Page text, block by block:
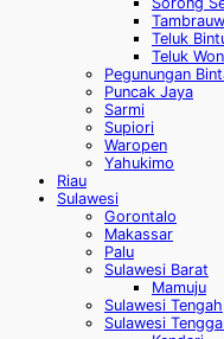
Tambrauw
Teluk
Teluk
Pegunungan
Puncak Jaya
Sarmi
Supiori
Waropen
Yahukimo
Riau
Sulawesi
Gorontalo
Makassar
Palu
Sulawesi Barat
Mamuju
Sulawesi Tengah
Sulawesi